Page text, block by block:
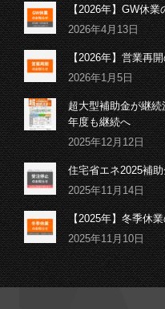
【2026年】GW休業
2026年4月13日
【2026年】営業再
2026年1月5日
超大型補助金が継
年度も継続へ
2025年12月12日
住宅省エネ2025補
2025年11月14日
【2025年】冬季休
2025年11月10日